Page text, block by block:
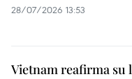
28/07/2026 13:53
Vietnam reafirma su